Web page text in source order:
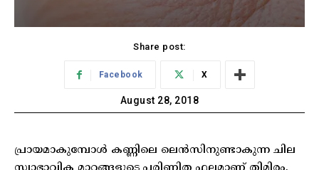
Share post:
Facebook X
August 28, 2018
പ്രായമാകുമ്പോള്‍ കണ്ണിലെ ലെന്‍സിനുണ്ടാകുന്ന ചില